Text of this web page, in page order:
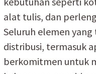
alat tulis, dan
Seluruh elemen
distribusi, termasuk
berkomitmen untuk